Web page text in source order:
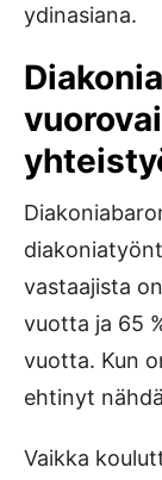
ydinasiana.
vastaajista
vuotta ja 65
vuotta. Kun
ehtinyt
Vaikka